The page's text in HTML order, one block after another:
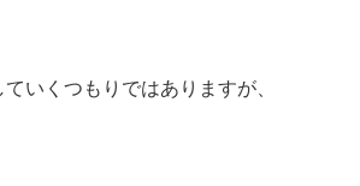
いくつもりではありますが、